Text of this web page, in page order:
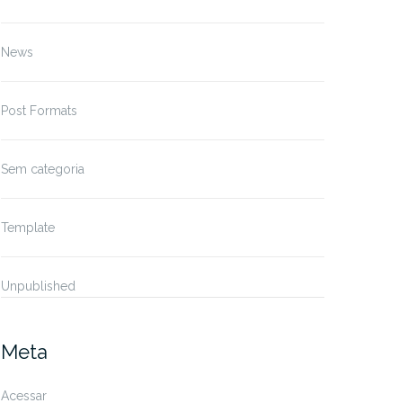
News
Post Formats
Sem categoria
Template
Unpublished
Meta
Acessar